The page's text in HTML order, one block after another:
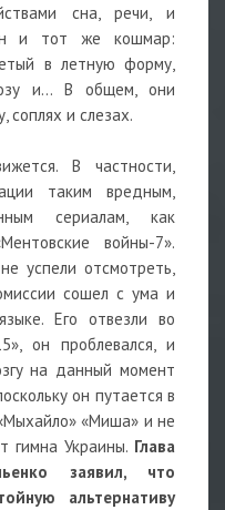
сна, речи, и
и тот же кошмар:
в летную форму,
и… В общем, они
соплях и слезах.
В частности,
таким вредным,
сериалам, как
войны-7».
успели отсмотреть,
сошел с ума и
Его отвезли во
он проблевался, и
на данный момент
он путается в
«Миша» и не
гимна Украины. Глава
заявил, что
альтернативу